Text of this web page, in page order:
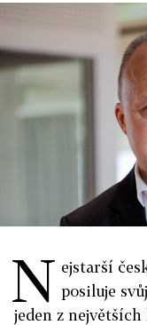
N ejstarší
posiluje
jeden z